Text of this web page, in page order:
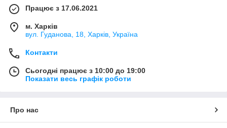
Працює з 17.06.2021
м. Харків
вул. Гуданова, 18, Харків, Україна
Контакти
Сьогодні працює з 10:00 до 19:00
Показати весь графік роботи
Про нас